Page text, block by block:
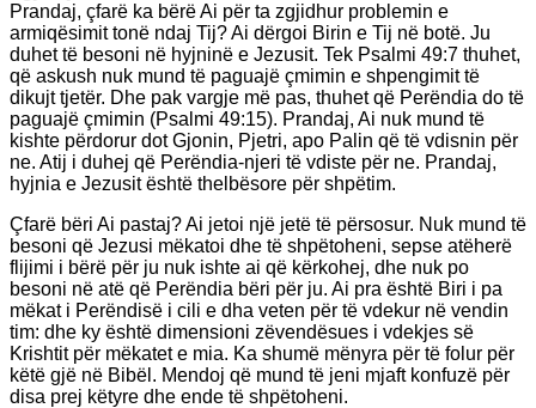
Prandaj, çfarë ka bërë Ai për ta zgjidhur problemin e
armiqësimit tonë ndaj Tij? Ai dërgoi Birin e Tij në botë. Ju
duhet të besoni në hyjninë e Jezusit. Tek Psalmi 49:7 thuhet,
që askush nuk mund të paguajë çmimin e shpengimit të
dikujt tjetër. Dhe pak vargje më pas, thuhet që Perëndia do të
paguajë çmimin (Psalmi 49:15). Prandaj, Ai nuk mund të
kishte përdorur dot Gjonin, Pjetri, apo Palin që të vdisnin për
ne. Atij i duhej që Perëndia-njeri të vdiste për ne. Prandaj,
hyjnia e Jezusit është thelbësore për shpëtim.
Çfarë bëri Ai pastaj? Ai jetoi një jetë të përsosur. Nuk mund të
besoni që Jezusi mëkatoi dhe të shpëtoheni, sepse atëherë
flijimi i bërë për ju nuk ishte ai që kërkohej, dhe nuk po
besoni në atë që Perëndia bëri për ju. Ai pra është Biri i pa
mëkat i Perëndisë i cili e dha veten për të vdekur në vendin
tim: dhe ky është dimensioni zëvendësues i vdekjes së
Krishtit për mëkatet e mia. Ka shumë mënyra për të folur për
këtë gjë në Bibël. Mendoj që mund të jeni mjaft konfuzë për
disa prej këtyre dhe ende të shpëtoheni.